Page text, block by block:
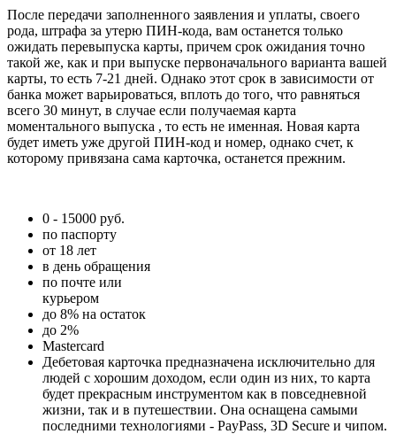
После передачи заполненного заявления и уплаты, своего
рода, штрафа за утерю ПИН-кода, вам останется только
ожидать перевыпуска карты, причем срок ожидания точно
такой же, как и при выпуске первоначального варианта вашей
карты, то есть 7-21 дней. Однако этот срок в зависимости от
банка может варьироваться, вплоть до того, что равняться
всего 30 минут, в случае если получаемая карта
моментального выпуска , то есть не именная. Новая карта
будет иметь уже другой ПИН-код и номер, однако счет, к
которому привязана сама карточка, останется прежним.
0 - 15000 руб.
по паспорту
от 18 лет
в день обращения
по почте или
курьером
до 8% на остаток
до 2%
Mastercard
Дебетовая карточка предназначена исключительно для
людей с хорошим доходом, если один из них, то карта
будет прекрасным инструментом как в повседневной
жизни, так и в путешествии. Она оснащена самыми
последними технологиями - PayPass, 3D Secure и чипом.